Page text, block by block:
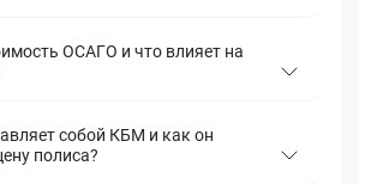
ОСАГО и что влияет на
собой КБМ и как он
полиса?